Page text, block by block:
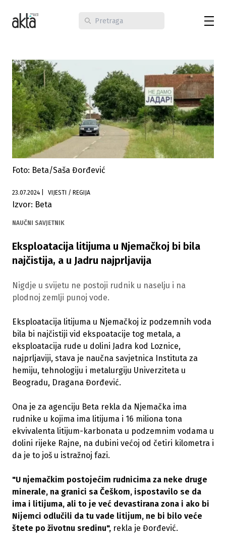
Foto: Beta/Saša Đorđević
23.07.2024 VIJESTI / REGIJA
Izvor: Beta
NAUČNI SAVJETNIK
Eksploatacija litijuma u Njemačkoj bi bila
najčistija, a u Jadru najprljavija
Nigdje u svijetu ne postoji rudnik u naselju i na
plodnoj zemlji punoj vode.
Eksploatacija litijuma u Njemačkoj iz podzemnih voda
bila bi najčistiji vid ekspoatacije tog metala, a
eksploatacija rude u dolini Jadra kod Loznice,
najprljaviji, stava je naučna savjetnica Instituta za
hemiju, tehnologiju i metalurgiju Univerziteta u
Beogradu, Dragana Đorđević.
Ona je za agenciju Beta rekla da Njemačka ima
rudnike u kojima ima litijuma i 16 miliona tona
ekvivalenta litijum-karbonata u podzemnim vodama u
dolini rijeke Rajne, na dubini većoj od četiri kilometra i
da je to još u istražnoj fazi.
"U njemačkim postojećim rudnicima za neke druge
minerale, na granici sa Češkom, ispostavilo se da
ima i litijuma, ali to je već devastirana zona i ako bi
Nijemci odlučili da tu vade litijum, ne bi bilo veće
štete po životnu sredinu", rekla je Đorđević.